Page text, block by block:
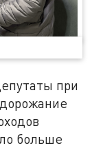
при
больше